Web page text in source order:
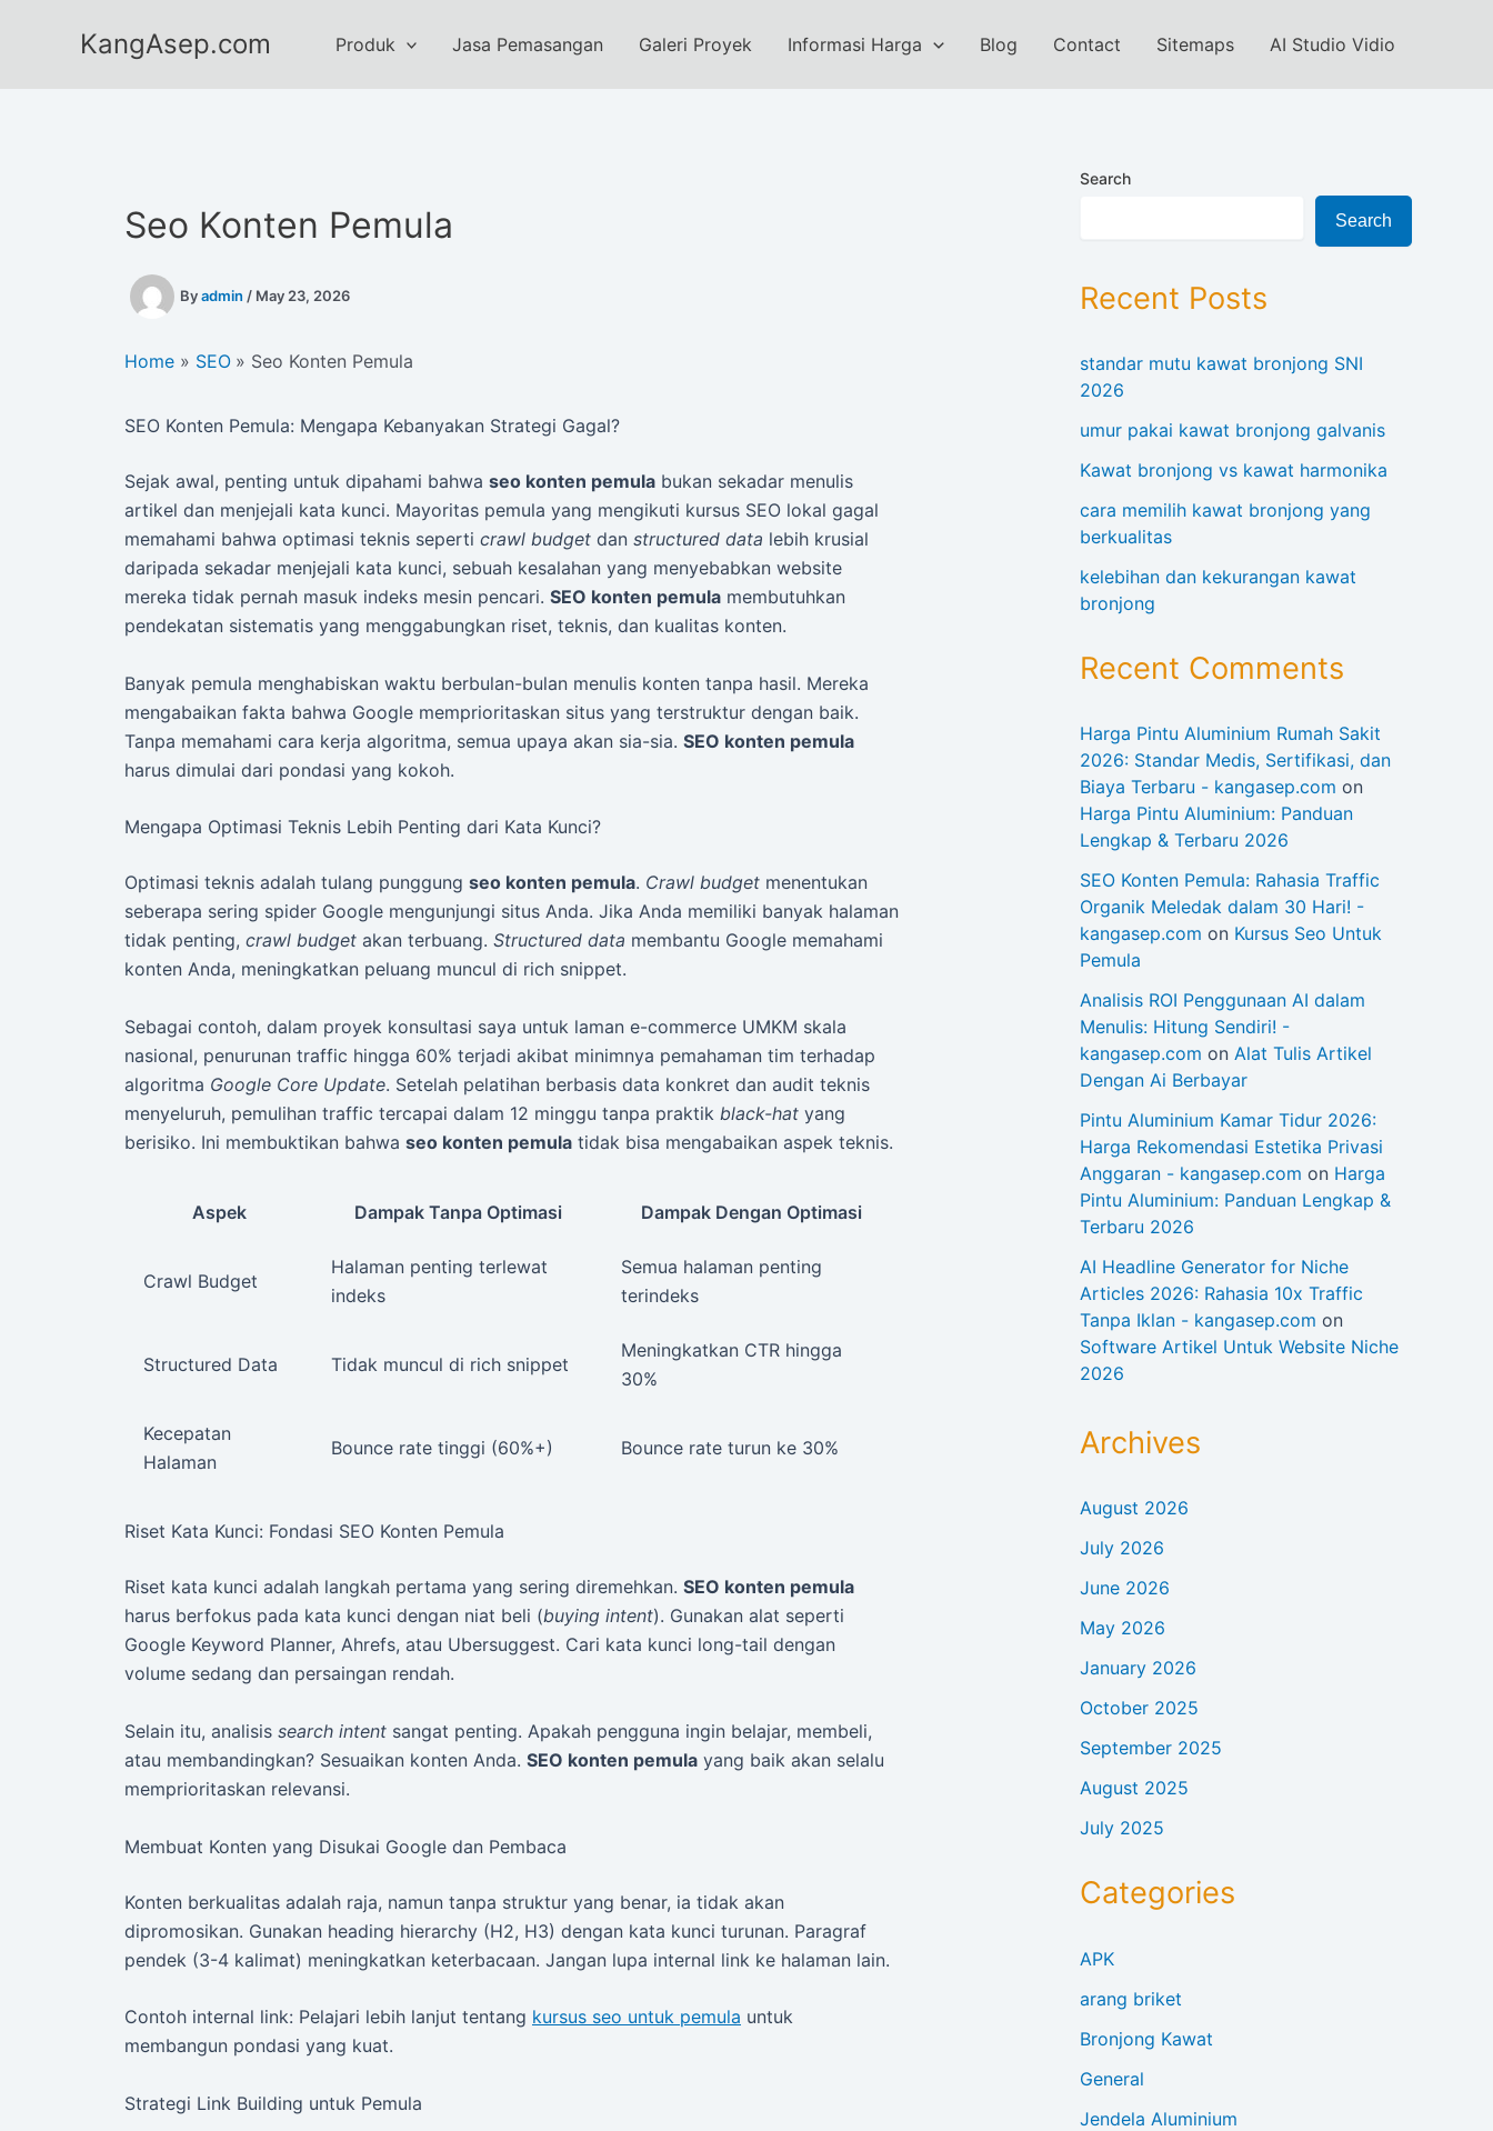
KangAsep.com Produk Jasa Pemasangan Galeri Proyek Informasi Harga Blog Contact Sitemaps AI Studio Vidio
Seo Konten Pemula
Byadmin / May 23, 2026
Home SEO Seo Konten Pemula
SEO Konten Pemula: Mengapa Kebanyakan Strategi Gagal?
Sejak awal, penting untuk dipahami bahwa seo konten pemula bukan sekadar menulis
artikel dan menjejali kata kunci. Mayoritas pemula yang mengikuti kursus SEO lokal gagal
memahami bahwa optimasi teknis seperti crawl budget dan structured data lebih krusial
daripada sekadar menjejali kata kunci, sebuah kesalahan yang menyebabkan website
mereka tidak pernah masuk indeks mesin pencari. SEO konten pemula membutuhkan
pendekatan sistematis yang menggabungkan riset, teknis, dan kualitas konten.
Banyak pemula menghabiskan waktu berbulan-bulan menulis konten tanpa hasil. Mereka
mengabaikan fakta bahwa Google memprioritaskan situs yang terstruktur dengan baik.
Tanpa memahami cara kerja algoritma, semua upaya akan sia-sia. SEO konten pemula
harus dimulai dari pondasi yang kokoh.
Mengapa Optimasi Teknis Lebih Penting dari Kata Kunci?
Optimasi teknis adalah tulang punggung seo konten pemula. Crawl budget menentukan
seberapa sering spider Google mengunjungi situs Anda. Jika Anda memiliki banyak halaman
tidak penting, crawl budget akan terbuang. Structured data membantu Google memahami
konten Anda, meningkatkan peluang muncul di rich snippet.
Sebagai contoh, dalam proyek konsultasi saya untuk laman e-commerce UMKM skala
nasional, penurunan traffic hingga 60% terjadi akibat minimnya pemahaman tim terhadap
algoritma Google Core Update. Setelah pelatihan berbasis data konkret dan audit teknis
menyeluruh, pemulihan traffic tercapai dalam 12 minggu tanpa praktik black-hat yang
berisiko. Ini membuktikan bahwa seo konten pemula tidak bisa mengabaikan aspek teknis.
Aspek Dampak Tanpa Optimasi Dampak Dengan Optimasi
Crawl Budget
Halaman penting terlewat
indeks
Semua halaman penting
terindeks
Structured Data Tidak muncul di rich snippet
Meningkatkan CTR hingga
30%
Kecepatan
Halaman
Bounce rate tinggi (60%+) Bounce rate turun ke 30%
Riset Kata Kunci: Fondasi SEO Konten Pemula
Riset kata kunci adalah langkah pertama yang sering diremehkan. SEO konten pemula
harus berfokus pada kata kunci dengan niat beli (buying intent). Gunakan alat seperti
Google Keyword Planner, Ahrefs, atau Ubersuggest. Cari kata kunci long-tail dengan
volume sedang dan persaingan rendah.
Selain itu, analisis search intent sangat penting. Apakah pengguna ingin belajar, membeli,
atau membandingkan? Sesuaikan konten Anda. SEO konten pemula yang baik akan selalu
memprioritaskan relevansi.
Membuat Konten yang Disukai Google dan Pembaca
Konten berkualitas adalah raja, namun tanpa struktur yang benar, ia tidak akan
dipromosikan. Gunakan heading hierarchy (H2, H3) dengan kata kunci turunan. Paragraf
pendek (3-4 kalimat) meningkatkan keterbacaan. Jangan lupa internal link ke halaman lain.
Contoh internal link: Pelajari lebih lanjut tentang kursus seo untuk pemula untuk
membangun pondasi yang kuat.
Strategi Link Building untuk Pemula
Search
Search
Recent Posts
standar mutu kawat bronjong SNI
2026
umur pakai kawat bronjong galvanis
Kawat bronjong vs kawat harmonika
cara memilih kawat bronjong yang
berkualitas
kelebihan dan kekurangan kawat
bronjong
Recent Comments
Harga Pintu Aluminium Rumah Sakit
2026: Standar Medis, Sertifikasi, dan
Biaya Terbaru - kangasep.com on
Harga Pintu Aluminium: Panduan
Lengkap & Terbaru 2026
SEO Konten Pemula: Rahasia Traffic
Organik Meledak dalam 30 Hari! -
kangasep.com on Kursus Seo Untuk
Pemula
Analisis ROI Penggunaan AI dalam
Menulis: Hitung Sendiri! -
kangasep.com on Alat Tulis Artikel
Dengan Ai Berbayar
Pintu Aluminium Kamar Tidur 2026:
Harga Rekomendasi Estetika Privasi
Anggaran - kangasep.com on Harga
Pintu Aluminium: Panduan Lengkap &
Terbaru 2026
AI Headline Generator for Niche
Articles 2026: Rahasia 10x Traffic
Tanpa Iklan - kangasep.com on
Software Artikel Untuk Website Niche
2026
Archives
August 2026
July 2026
June 2026
May 2026
January 2026
October 2025
September 2025
August 2025
July 2025
Categories
APK
arang briket
Bronjong Kawat
General
Jendela Aluminium